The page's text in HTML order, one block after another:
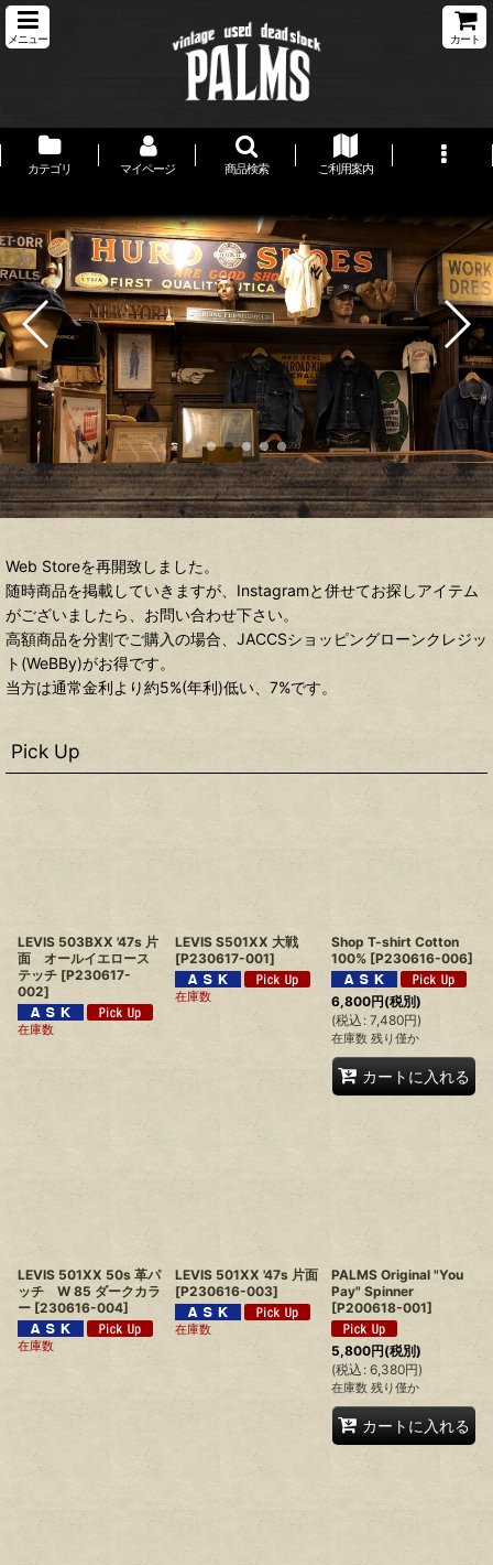
メニュー カート
カテゴリ マイページ 商品検索 ご利用案内
Web Storeを再開致しました。
随時商品を掲載していきますが、Instagramと併せてお探しアイテム
がございましたら、お問い合わせ下さい。
高額商品を分割でご購入の場合、JACCSショッピングローンクレジッ
ト(WeBBy)がお得です。
当方は通常金利より約5%(年利)低い、7%です。
Pick Up
LEVIS 503BXX '47s 片
面 オールイエロース
テッチ [P230617-
002]
在庫数
LEVIS S501XX 大戦
[P230617-001]
在庫数
Shop T-shirt Cotton
100% [P230616-006]
6,800円(税別)
(税込 : 7,480円)
在庫数 残り僅か
カートに入れる
LEVIS 501XX 50s 革パ
ッチ W 85 ダークカラ
ー [230616-004]
在庫数
LEVIS 501XX '47s 片面
[P230616-003]
在庫数
PALMS Original "You
Pay" Spinner
[P200618-001]
5,800円(税別)
(税込 : 6,380円)
在庫数 残り僅か
カートに入れる